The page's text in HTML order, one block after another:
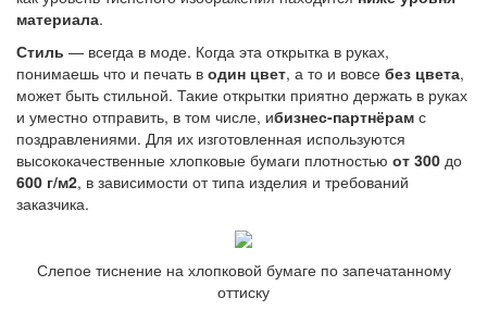
материала.
Стиль — всегда в моде. Когда эта открытка в руках,
понимаешь что и печать в один цвет, а то и вовсе без цвета,
может быть стильной. Такие открытки приятно держать в руках
и уместно отправить, в том числе, ибизнес-партнёрам с
поздравлениями. Для их изготовленная используются
высококачественные хлопковые бумаги плотностью от 300 до
600 г/м2, в зависимости от типа изделия и требований
заказчика.
Слепое тиснение на хлопковой бумаге по запечатанному
оттиску